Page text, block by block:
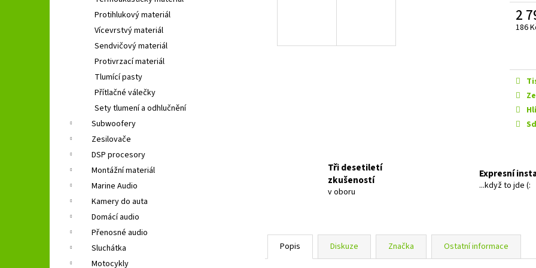
Protihlukový materiál
Vícevrstvý materiál
Sendvičový materiál
Protivrzací materiál
Tlumící pasty
Přítlačné válečky
Sety tlumení a odhlučnění
Subwoofery
Zesilovače
DSP procesory
Montážní materiál
Marine Audio
Kamery do auta
Domácí audio
Přenosné audio
Sluchátka
Motocykly
2
186
Tři desetiletí
zkušeností
v oboru
Expresní
...když to jde (:
Popis Diskuze Značka Ostatní informace
1 499 Kč
Původně:1 690 Kč 2 099 Kč